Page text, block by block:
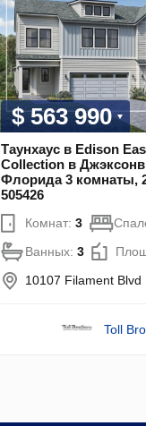
$ 563 990
Таунхаус в Edison
Collection в
Флорида 3 комнаты,
505426
Комнат: 3
Ванных: 3
10107 Filament Blvd
Toll